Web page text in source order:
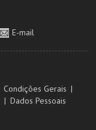
E-mail
Condições Gerais
Dados Pessoais